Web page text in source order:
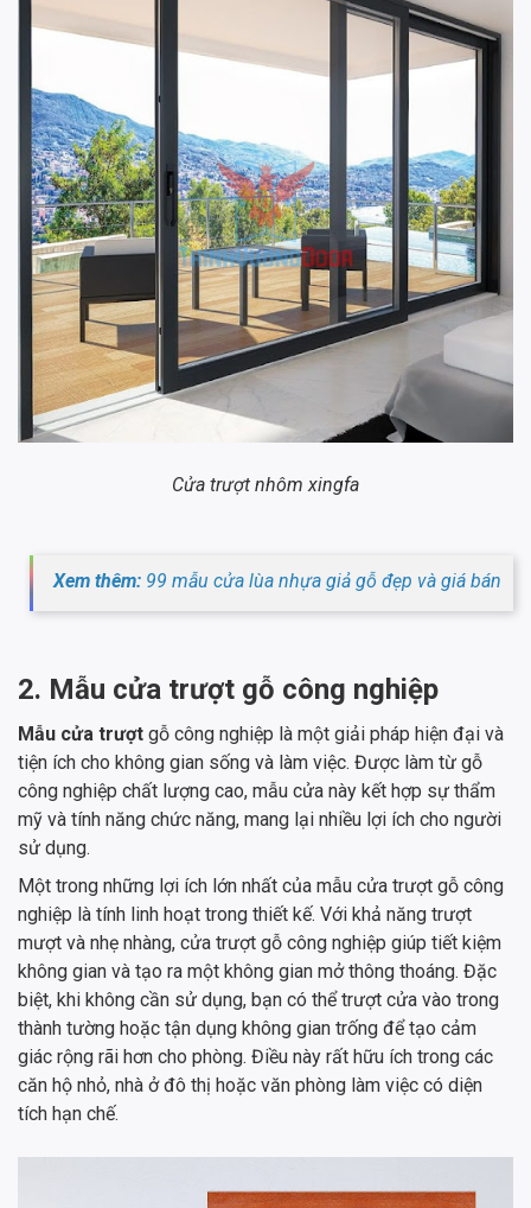
Cửa trượt nhôm xingfa
Xem thêm: 99 mẫu cửa lùa nhựa giả gỗ đẹp và giá bán
2. Mẫu cửa trượt gỗ công nghiệp
Mẫu cửa trượt gỗ công nghiệp là một giải pháp hiện đại và
tiện ích cho không gian sống và làm việc. Được làm từ gỗ
công nghiệp chất lượng cao, mẫu cửa này kết hợp sự thẩm
mỹ và tính năng chức năng, mang lại nhiều lợi ích cho người
sử dụng.
Một trong những lợi ích lớn nhất của mẫu cửa trượt gỗ công
nghiệp là tính linh hoạt trong thiết kế. Với khả năng trượt
mượt và nhẹ nhàng, cửa trượt gỗ công nghiệp giúp tiết kiệm
không gian và tạo ra một không gian mở thông thoáng. Đặc
biệt, khi không cần sử dụng, bạn có thể trượt cửa vào trong
thành tường hoặc tận dụng không gian trống để tạo cảm
giác rộng rãi hơn cho phòng. Điều này rất hữu ích trong các
căn hộ nhỏ, nhà ở đô thị hoặc văn phòng làm việc có diện
tích hạn chế.